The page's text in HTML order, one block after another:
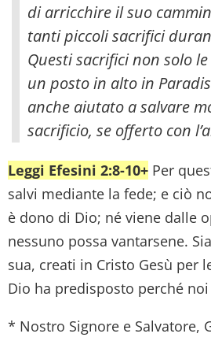
di arricchire il suo
tanti piccoli sacrifici
Questi sacrifici non solo
un posto in alto in
anche aiutato a salvare
sacrificio, se offerto con
Leggi Efesini 2:8-10+ Per
salvi mediante la fede; e ciò
è dono di Dio; né viene dalle
nessuno possa vantarsene.
sua, creati in Cristo Gesù per
Dio ha predisposto perché
* Nostro Signore e Salvatore,